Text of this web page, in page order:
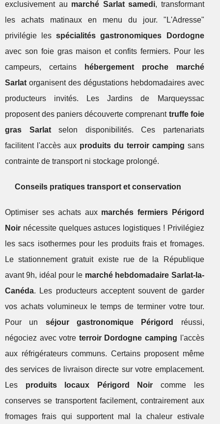
exclusivement au marché Sarlat samedi, transformant
les achats matinaux en menu du jour. "L'Adresse"
privilégie lesspécialités gastronomiques Dordogne
avec son foie gras maison et confits fermiers. Pour les
campeurs, certains
hébergement proche marché
Sarlat organisent des dégustations hebdomadaires avec
producteurs invités. Les Jardins de Marqueyssac
proposent des paniers découverte comprenant truffe foie
gras Sarlatselon disponibilités. Ces partenariats
facilitent l'accès aux produits du terroir camping sans
contrainte de transport ni stockage prolongé.
Conseils pratiques transport et conservation
Optimiser ses achats aux marchés fermiers Périgord
Noir nécessite quelques astuces logistiques ! Privilégiez
les sacs isothermes pour les produits frais et fromages.
Le stationnement gratuit existe rue de la République
avant 9h, idéal pour le marché hebdomadaire Sarlat-la-
Canéda. Les producteurs acceptent souvent de garder
vos achats volumineux le temps de terminer votre tour.
Pour un séjour gastronomique Périgord
réussi,
négociez avec votre terroir Dordogne camping l'accès
aux réfrigérateurs communs. Certains proposent même
des services de livraison directe sur votre emplacement.
Les produits locaux Périgord Noir comme les
conserves se transportent facilement, contrairement aux
fromages frais qui supportent mal la chaleur estivale